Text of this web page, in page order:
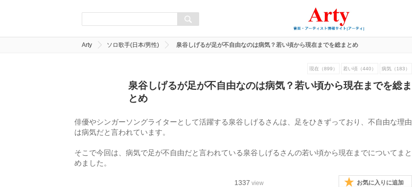
Arty ソロ歌手(日本/男性) 泉谷しげるが足が不自由なのは病気？若い頃から現在までを総まとめ
現在（899） 若い頃（440） 病気（183）
泉谷しげるが足が不自由なのは病気？若い頃から現在までを総ま
とめ
俳優やシンガーソングライターとして活躍する泉谷しげるさんは、足をひきずっており、不自由な理由
は病気だと言われています。
そこで今回は、病気で足が不自由だと言われている泉谷しげるさんの若い頃から現在までについてまと
めました。
1337 view お気に入りに追加